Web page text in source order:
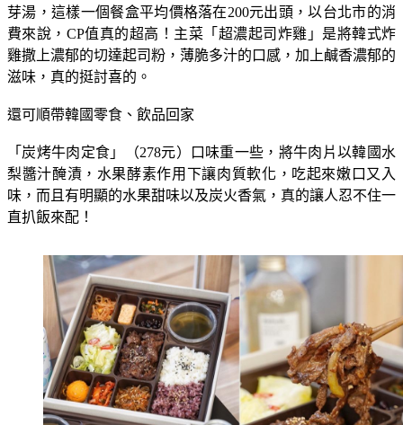
芽湯，這樣一個餐盒平均價格落在200元出頭，以台北市的消
費來說，CP值真的超高！主菜「超濃起司炸雞」是將韓式炸
雞撒上濃郁的切達起司粉，薄脆多汁的口感，加上鹹香濃郁的
滋味，真的挺討喜的。
還可順帶韓國零食、飲品回家
「炭烤牛肉定食」（278元）口味重一些，將牛肉片以韓國水
梨醬汁醃漬，水果酵素作用下讓肉質軟化，吃起來嫩口又入
味，而且有明顯的水果甜味以及炭火香氣，真的讓人忍不住一
直扒飯來配！